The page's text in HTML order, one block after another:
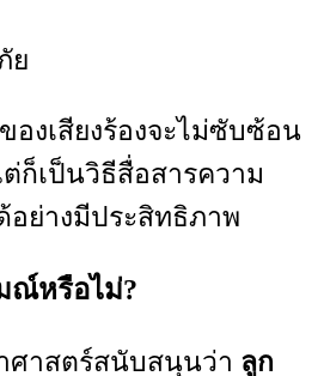
ย
องเสียงร้องจะไม่ซับซ้อน
ก็เป็นวิธีสื่อสารความ
อย่างมีประสิทธิภาพ
ณ์หรือไม่?
ศาสตร์สนับสนุนว่า ลูก